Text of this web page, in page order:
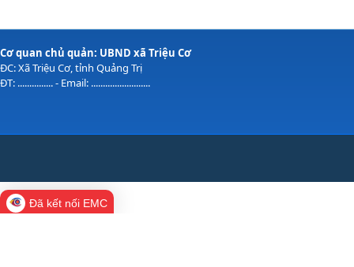
Cơ quan chủ quản: UBND xã Triệu Cơ
ĐC: Xã Triệu Cơ, tỉnh Quảng Trị
ĐT: ............... - Email: .........................
Đã kết nối EMC